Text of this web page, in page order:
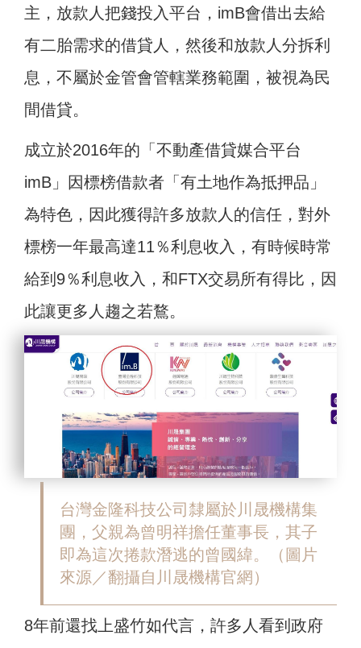
主，放款人把錢投入平台，imB會借出去給
有二胎需求的借貸人，然後和放款人分拆利
息，不屬於金管會管轄業務範圍，被視為民
間借貸。
成立於2016年的「不動產借貸媒合平台
imB」因標榜借款者「有土地作為抵押品」
為特色，因此獲得許多放款人的信任，對外
標榜一年最高達11％利息收入，有時候時常
給到9％利息收入，和FTX交易所有得比，因
此讓更多人趨之若鶩。
台灣金隆科技公司隸屬於川晟機構集
團，父親為曾明祥擔任董事長，其子
即為這次捲款潛逃的曾國緯。（圖片
來源／翻攝自川晟機構官網）
8年前還找上盛竹如代言，許多人看到政府